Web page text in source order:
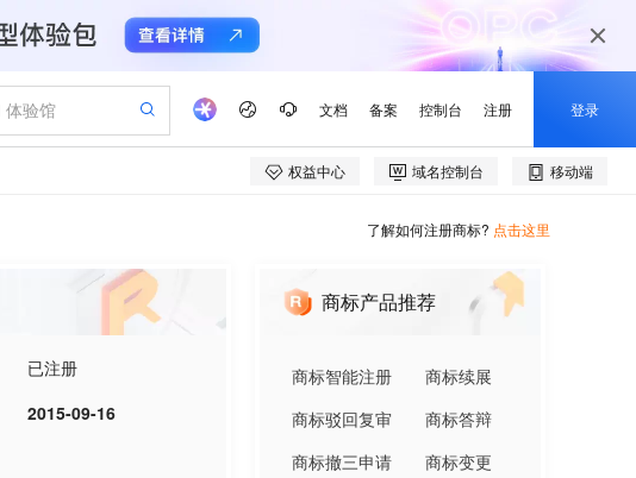
了解如何注册商标? 点击这里
已注册
2015-09-16
商标产品推荐
商标智能注册
商标续展
商标驳回复审
商标答辩
商标撤三申请
商标变更